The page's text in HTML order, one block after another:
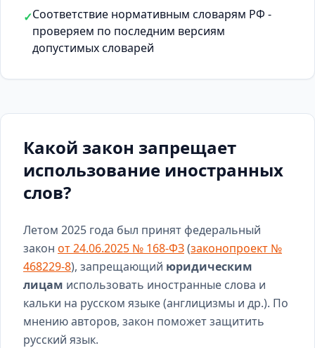
✓Соответствие нормативным словарям РФ -
проверяем по последним версиям
допустимых словарей
Какой закон запрещает
использование иностранных
слов?
Летом 2025 года был принят федеральный
закон от 24.06.2025 № 168-ФЗ(законопроект №
468229-8), запрещающий юридическим
лицам использовать иностранные слова и
кальки на русском языке (англицизмы и др.). По
мнению авторов, закон поможет защитить
русский язык.